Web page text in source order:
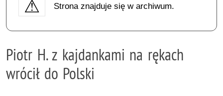
Strona znajduje się w archiwum.
Piotr H. z kajdankami na rękach
wrócił do Polski